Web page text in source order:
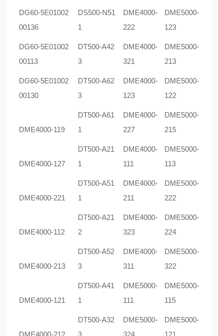
DG60-5E01002
00136
DS500-N51
1
DME4000-
222
DME5000-
123
DG60-5E01002
00113
DT500-A42
3
DME4000-
321
DME5000-
213
DG60-5E01002
00130
DT500-A62
3
DME4000-
123
DME5000-
122
DME4000-119
DT500-A61
1
DME4000-
227
DME5000-
215
DME4000-127
DT500-A21
1
DME4000-
111
DME5000-
113
DME4000-221
DT500-A51
1
DME4000-
211
DME5000-
222
DME4000-112
DT500-A21
2
DME4000-
323
DME5000-
224
DME4000-213
DT500-A52
3
DME4000-
311
DME5000-
322
DME4000-121
DT500-A41
1
DME5000-
111
DME5000-
115
DME4000-212
DT500-A32
3
DME5000-
324
DME5000-
121